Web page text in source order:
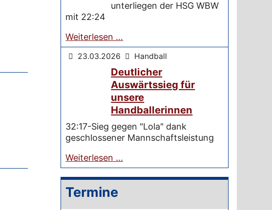
unterliegen der HSG WBW
mit 22:24
Weiterlesen …
23.03.2026 Handball
Deutlicher
Auswärtssieg für
unsere
Handballerinnen
32:17-Sieg gegen "Lola" dank
geschlossener Mannschaftsleistung
Weiterlesen …
Termine